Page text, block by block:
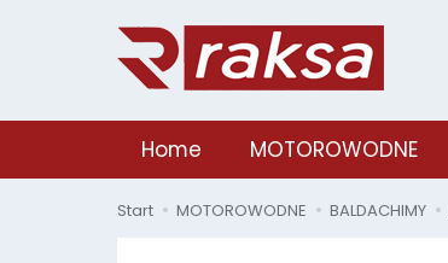
Home MOTOROWODNE
Start MOTOROWODNE BALDACHIMY